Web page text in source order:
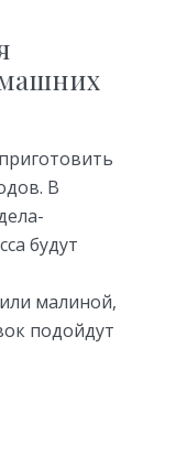
В
будут
малиной,
подойдут